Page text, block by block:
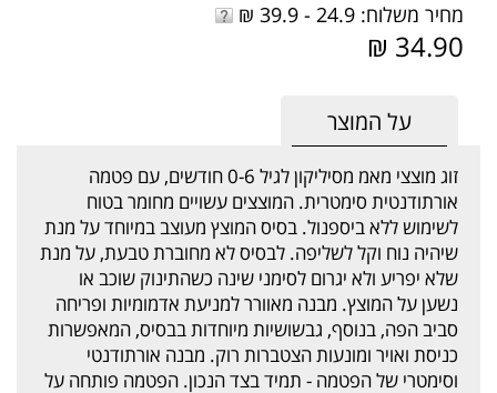
מחיר משלוח: 24.9 - 39.9 ₪
34.90 ₪
על המוצר
זוג מוצצי מאמ מסיליקון לגיל 0-6 חודשים, עם פטמה
אורתודנטית סימטרית. המוצצים עשויים מחומר בטוח
לשימוש ללא ביספנול. בסיס המוצץ מעוצב במיוחד על מנת
שיהיה נוח וקל לשליפה. לבסיס לא מחוברת טבעת, על מנת
שלא יפריע ולא יגרום לסימני שינה כשהתינוק שוכב או
נשען על המוצץ. מבנה מאוורר למניעת אדמומיות ופריחה
סביב הפה, בנוסף, גבשושיות מיוחדות בבסיס, המאפשרות
כניסת ואויר ומונעות הצטברות רוק. מבנה אורתודנטי
וסימטרי של הפטמה - תמיד בצד הנכון. הפטמה פותחה על